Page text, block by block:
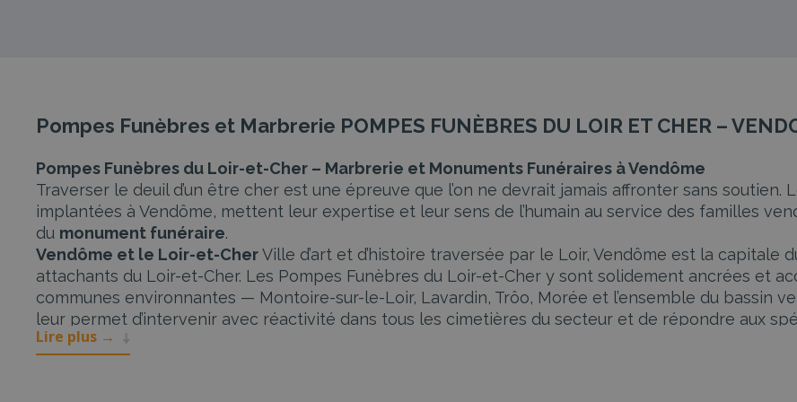
Pompes Funèbres et Marbrerie POMPES FUNÈBRES DU LOIR ET CHER –
Pompes Funèbres du Loir-et-Cher – Marbrerie et Monuments Funéraires à Vendôme
Traverser le deuil d’un être cher est une épreuve que l’on ne devrait jamais affronter sans soutien.
implantées à Vendôme, mettent leur expertise et leur sens de l’humain au service des familles
du monument funéraire.
Vendôme et le Loir-et-CherVille d’art et d’histoire traversée par le Loir, Vendôme est la capitale
attachants du Loir-et-Cher. Les Pompes Funèbres du Loir-et-Cher y sont solidement ancrées et
communes environnantes — Montoire-sur-le-Loir, Lavardin, Trôo, Morée et l’ensemble du bassin
leur permet d’intervenir avec réactivité dans tous les cimetières du secteur et de répondre aux
Organisation des obsèques
Lire plus →